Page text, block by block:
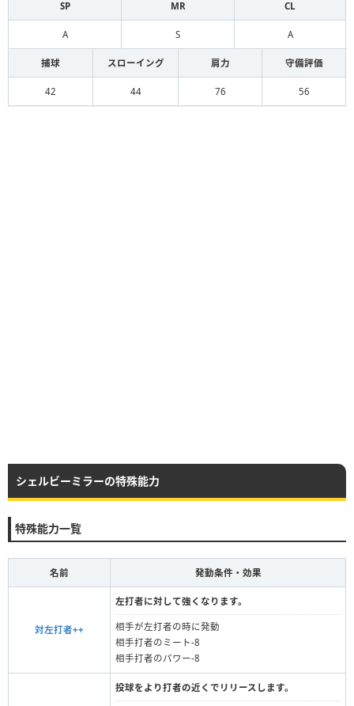
SP MR CL
A S A
捕球 スローイング 肩力 守備評価
42 44 76 56
シェルビーミラーの特殊能力
特殊能力一覧
名前 発動条件・効果
対左打者++
左打者に対して強くなります。
相手が左打者の時に発動
相手打者のミート-8
相手打者のパワー-8
投球をより打者の近くでリリースします。